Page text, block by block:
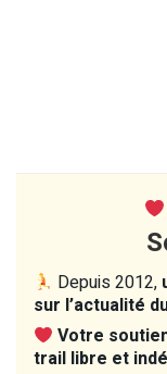
Depuis 2012,
sur l’actualité
Votre
trail libre et